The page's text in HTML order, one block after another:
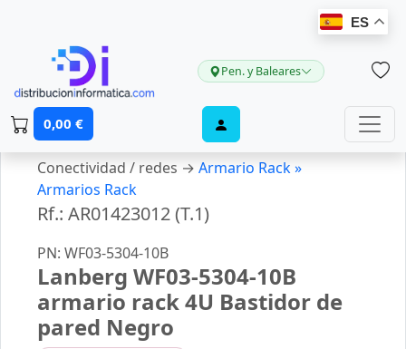
ES
Pen. y Baleares
0,00 €
Conectividad / redes → Armario Rack »
Armarios Rack
Rf.: AR01423012 (T.1)
PN: WF03-5304-10B
Lanberg WF03-5304-10B
armario rack 4U Bastidor de
pared Negro